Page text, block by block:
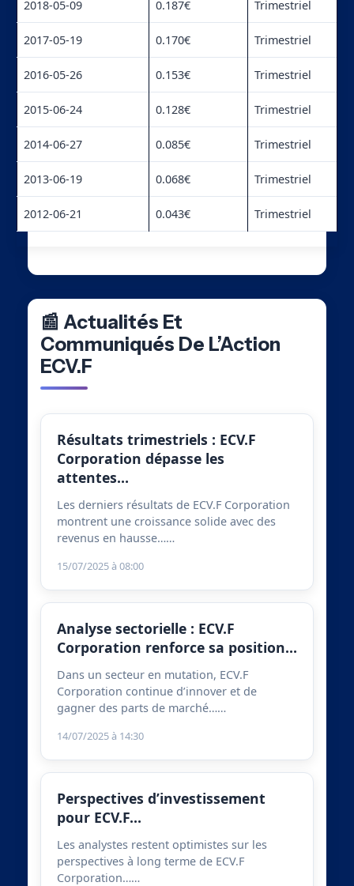
2018-05-09 0.187€ Trimestriel
2017-05-19 0.170€ Trimestriel
2016-05-26 0.153€ Trimestriel
2015-06-24 0.128€ Trimestriel
2014-06-27 0.085€ Trimestriel
2013-06-19 0.068€ Trimestriel
2012-06-21 0.043€ Trimestriel
📰 Actualités Et
Communiqués De L’Action
ECV.F
Résultats trimestriels : ECV.F
Corporation dépasse les
attentes…
Les derniers résultats de ECV.F Corporation
montrent une croissance solide avec des
revenus en hausse……
15/07/2025 à 08:00
Analyse sectorielle : ECV.F
Corporation renforce sa position…
Dans un secteur en mutation, ECV.F
Corporation continue d’innover et de
gagner des parts de marché……
14/07/2025 à 14:30
Perspectives d’investissement
pour ECV.F…
Les analystes restent optimistes sur les
perspectives à long terme de ECV.F
Corporation……